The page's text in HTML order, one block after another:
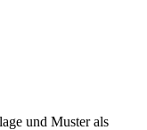
und Muster als